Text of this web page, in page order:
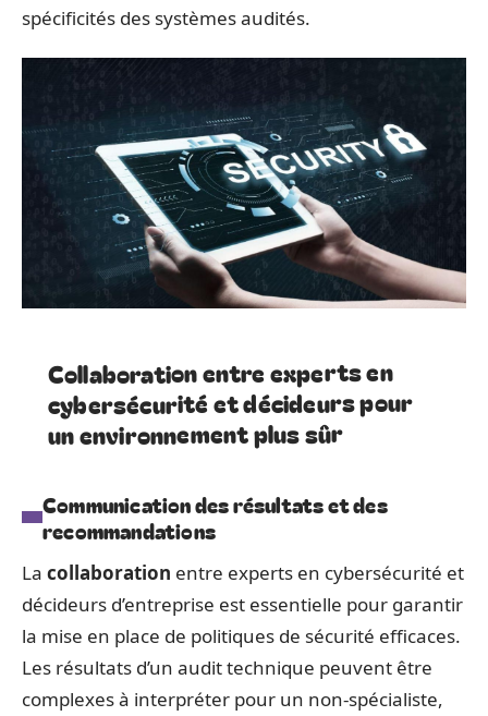
spécificités des systèmes audités.
Collaboration entre experts en
cybersécurité et décideurs pour
un environnement plus sûr
Communication des résultats et des
recommandations
La collaboration entre experts en cybersécurité et
décideurs d’entreprise est essentielle pour garantir
la mise en place de politiques de sécurité efficaces.
Les résultats d’un audit technique peuvent être
complexes à interpréter pour un non-spécialiste,